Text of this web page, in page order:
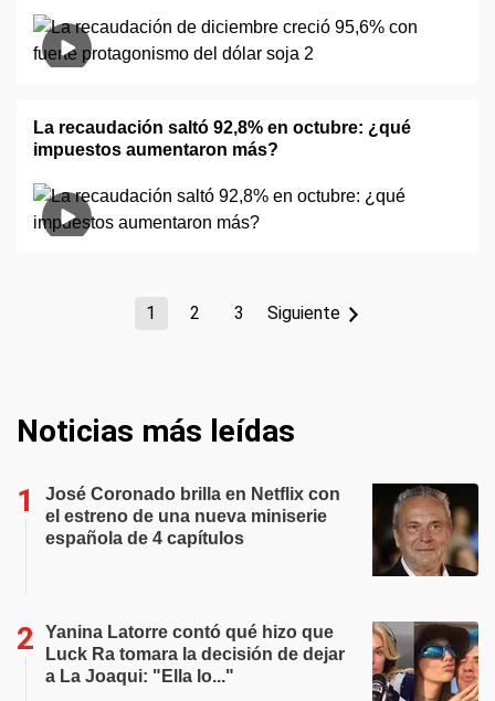
La recaudación saltó 92,8% en octubre: ¿qué
impuestos aumentaron más?
1 2 3 Siguiente
Noticias más leídas
José Coronado brilla en Netflix con
el estreno de una nueva miniserie
española de 4 capítulos
Yanina Latorre contó qué hizo que
Luck Ra tomara la decisión de dejar
a La Joaqui: "Ella lo..."